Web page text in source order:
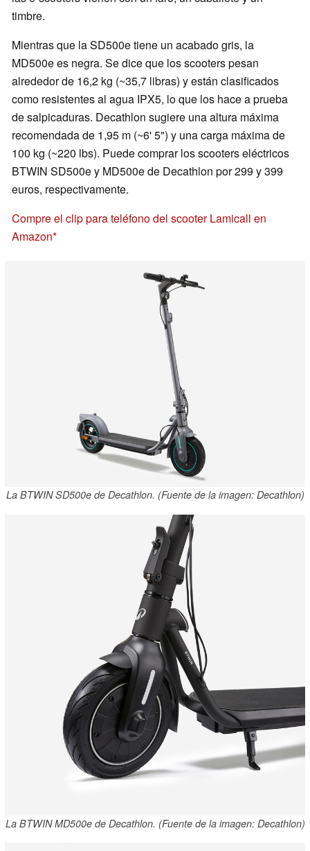
timbre.
Mientras que la SD500e tiene un acabado gris, la
MD500e es negra. Se dice que los scooters pesan
alrededor de 16,2 kg (~35,7 libras) y están clasificados
como resistentes al agua IPX5, lo que los hace a prueba
de salpicaduras. Decathlon sugiere una altura máxima
recomendada de 1,95 m (~6' 5") y una carga máxima de
100 kg (~220 lbs). Puede comprar los scooters eléctricos
BTWIN SD500e y MD500e de Decathlon por 299 y 399
euros, respectivamente.
Compre el clip para teléfono del scooter Lamicall en
Amazon
La BTWIN SD500e de Decathlon. (Fuente de la imagen: Decathlon)
La BTWIN MD500e de Decathlon. (Fuente de la imagen: Decathlon)